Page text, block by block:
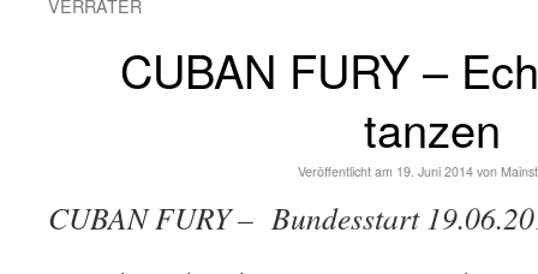
VERRÄTER
CUBAN FURY –
tanzen
Veröffentlicht am 19. Juni 2014 von
CUBAN FURY – Bundesstart